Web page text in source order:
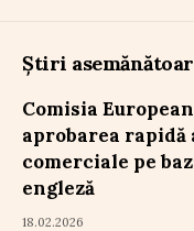
Știri
Comisia
aprobarea
comerciale pe
engleză
18.02.2026